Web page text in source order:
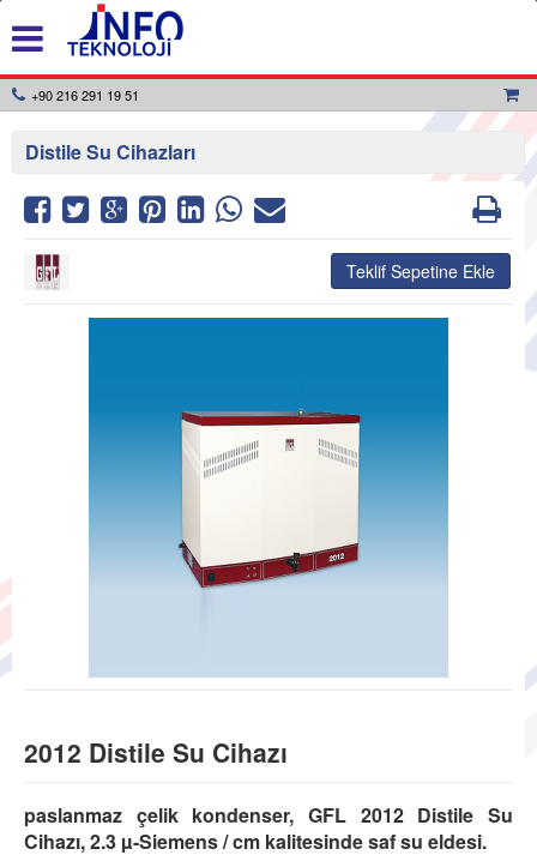
+90 216 291 19 51
Distile Su Cihazları
2012 Distile Su Cihazı
paslanmaz çelik kondenser, GFL 2012 Distile Su
Cihazı, 2.3 µ-Siemens / cm kalitesinde saf su eldesi.